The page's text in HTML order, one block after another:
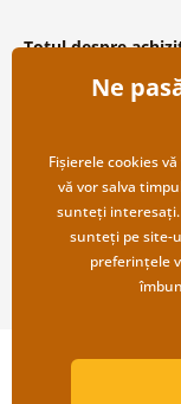
Totul despre
Condiții și termeni
Protecția datelor
Transport și
Returnare
Ne
Fișierele cookies
vă vor salva
sunteți interesați.
sunteți pe site-
preferințele